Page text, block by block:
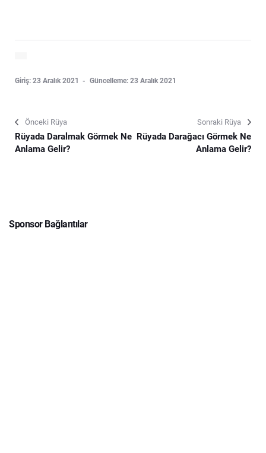
Giriş: 23 Aralık 2021 Güncelleme: 23 Aralık 2021
Önceki Rüya
Rüyada Daralmak Görmek Ne
Anlama Gelir?
Sonraki Rüya
Rüyada Darağacı Görmek Ne
Anlama Gelir?
Sponsor Bağlantılar